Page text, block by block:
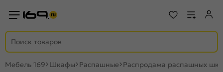
Мебель 169 Шкафы Распашные Распродажа распашных